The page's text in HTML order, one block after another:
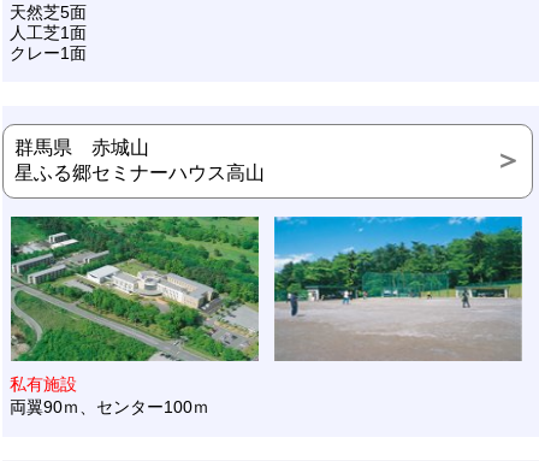
天然芝5面
人工芝1面
クレー1面
群馬県 赤城山
星ふる郷セミナーハウス高山
私有施設
両翼90ｍ、センター100ｍ